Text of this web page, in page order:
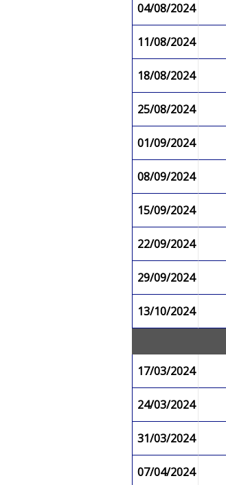
04/08/2024
11/08/2024
18/08/2024
25/08/2024
01/09/2024
08/09/2024
15/09/2024
22/09/2024
29/09/2024
13/10/2024
17/03/2024
24/03/2024
31/03/2024
07/04/2024